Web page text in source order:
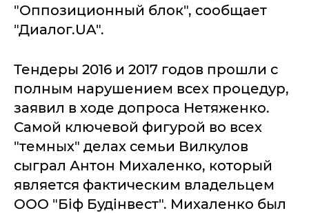
"Оппозиционный блок", сообщает
"Диалог.UA".
Тендеры 2016 и 2017 годов прошли с
полным нарушением всех процедур,
заявил в ходе допроса Нетяженко.
Самой ключевой фигурой во всех
"темных" делах семьи Вилкулов
сыграл Антон Михаленко, который
является фактическим владельцем
ООО "Біф Будінвест". Михаленко был